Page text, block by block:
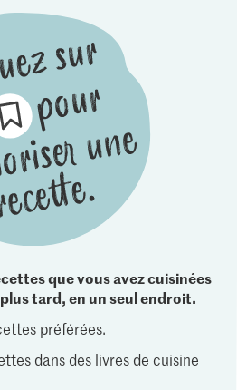
que vous avez cuisinées
tard, en un seul endroit.
préférées.
dans des livres de cuisine